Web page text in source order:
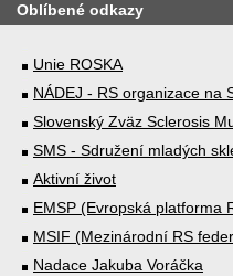
Oblíbené odkazy
Unie ROSKA
NÁDEJ - RS organizace na
Slovenský Zväz Sclerosis
SMS - Sdružení mladých
Aktivní život
EMSP (Evropská platforma
MSIF (Mezinárodní RS
Nadace Jakuba Voráčka